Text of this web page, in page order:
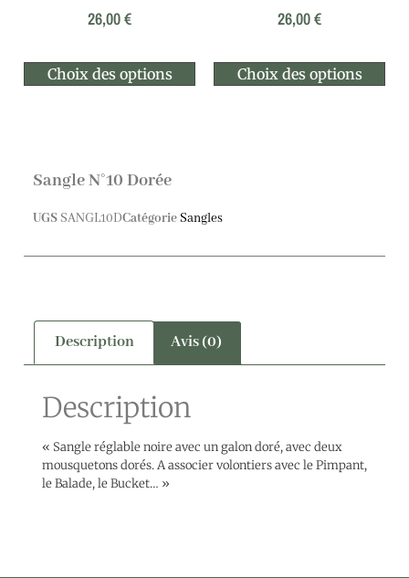
26,00€
Choix des options
26,00€
Choix des options
Sangle N°10 Dorée
UGS SANGL10DCatégorieSangles
Description Avis (0)
Description
« Sangle réglable noire avec un galon doré, avec deux
mousquetons dorés. A associer volontiers avec le Pimpant,
le Balade, le Bucket… »